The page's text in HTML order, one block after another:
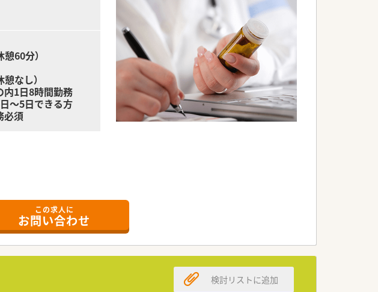
60分）
なし）
1日8時間勤務
～5日できる方
必須
負担は少ないです！
この求人に
お問い合わせ
検討リストに追加